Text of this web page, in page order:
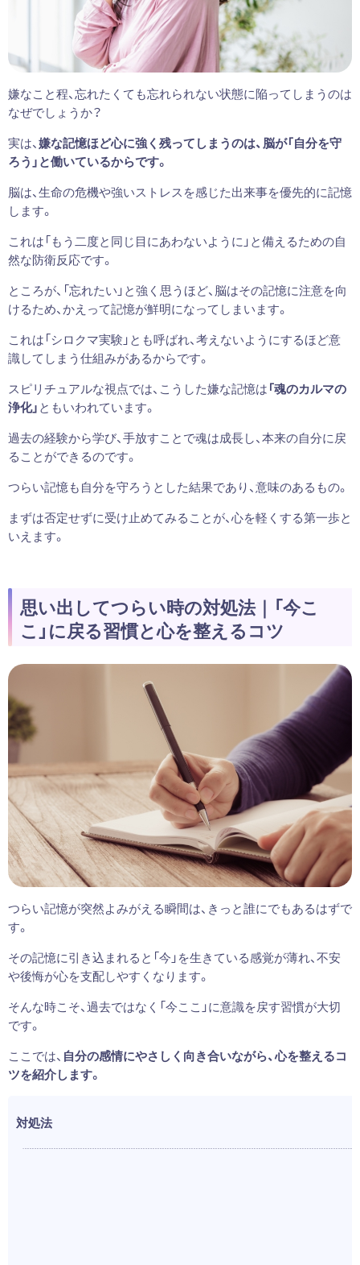
嫌なこと程、忘れたくても忘れられない状態に陥ってしまうのは
なぜでしょうか？
実は、嫌な記憶ほど心に強く残ってしまうのは、脳が「自分を守
ろう」と働いているからです。
脳は、生命の危機や強いストレスを感じた出来事を優先的に記憶
します。
これは「もう二度と同じ目にあわないように」と備えるための自
然な防衛反応です。
ところが、「忘れたい」と強く思うほど、脳はその記憶に注意を向
けるため、かえって記憶が鮮明になってしまいます。
これは「シロクマ実験」とも呼ばれ、考えないようにするほど意
識してしまう仕組みがあるからです。
スピリチュアルな視点では、こうした嫌な記憶は「魂のカルマの
浄化」ともいわれています。
過去の経験から学び、手放すことで魂は成長し、本来の自分に戻
ることができるのです。
つらい記憶も自分を守ろうとした結果であり、意味のあるもの。
まずは否定せずに受け止めてみることが、心を軽くする第一歩と
いえます。
思い出してつらい時の対処法｜「今こ
こ」に戻る習慣と心を整えるコツ
つらい記憶が突然よみがえる瞬間は、きっと誰にでもあるはずで
す。
その記憶に引き込まれると「今」を生きている感覚が薄れ、不安
や後悔が心を支配しやすくなります。
そんな時こそ、過去ではなく「今ここ」に意識を戻す習慣が大切
です。
ここでは、 自分の感情にやさしく向き合いながら、心を整えるコ
ツを紹介します。
対処法